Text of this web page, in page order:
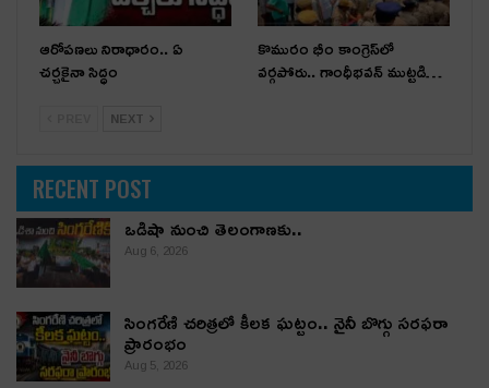
ఆరోపణలు నిరాధారం.. ఏ
చర్చకైనా సిద్ధం
కొమురం భీం కాంగ్రెస్‌లో
వర్గపోరు.. గాంధీభవన్ ముట్టడి…
NEXT
RECENT POST
ఒడిషా నుంచి తెలంగాణ‌కు..
Aug 6, 2026
సింగరేణి చరిత్రలో కీలక ఘట్టం.. నైనీ బొగ్గు సరఫరా
ప్రారంభం
Aug 5, 2026